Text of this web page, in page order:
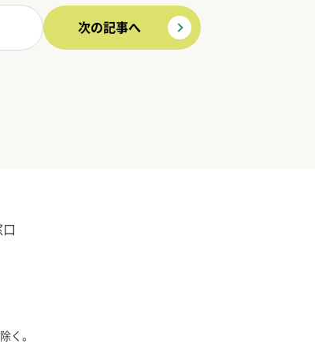
次の記事へ
く。